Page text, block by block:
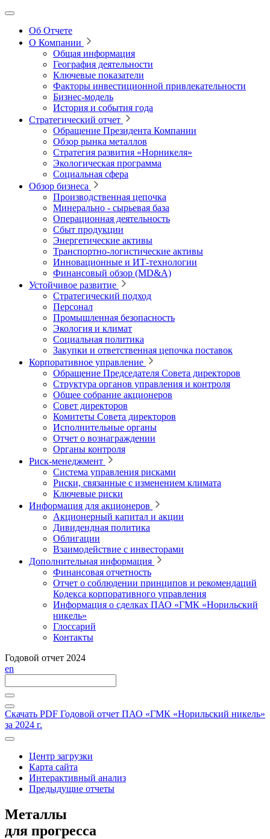
Об Отчете
О Компании
Общая информация
География деятельности
Ключевые показатели
Факторы инвестиционной привлекательности
Бизнес-модель
История и события года
Стратегический отчет
Обращение Президента Компании
Обзор рынка металлов
Стратегия развития «Норникеля»
Экологическая программа
Социальная сфера
Обзор бизнеса
Производственная цепочка
Минерально ‑ сырьевая база
Операционная деятельность
Сбыт продукции
Энергетические активы
Транспортно-логистические активы
Инновационные и ИТ‑технологии
Финансовый обзор (MD&A)
Устойчивое развитие
Стратегический подход
Персонал
Промышленная безопасность
Экология и климат
Социальная политика
Закупки и ответственная цепочка поставок
Корпоративное управление
Обращение Председателя Совета директоров
Структура органов управления и контроля
Общее собрание акционеров
Совет директоров
Комитеты Совета директоров
Исполнительные органы
Отчет о вознаграждении
Органы контроля
Риск-менеджмент
Система управления рисками
Риски, связанные с изменением климата
Ключевые риски
Информация для акционеров
Акционерный капитал и акции
Дивидендная политика
Облигации
Взаимодействие с инвесторами
Дополнительная информация
Финансовая отчетность
Отчет о соблюдении принципов и рекомендаций
Кодекса корпоративного управления
Информация о сделках ПАО «ГМК «Норильский
никель»
Глоссарий
Контакты
Годовой отчет 2024
en
Скачать PDF Годовой отчет ПАО «ГМК «Норильский никель»
за 2024 г.
Центр загрузки
Карта сайта
Интерактивный анализ
Предыдущие отчеты
Металлы
для прогресса